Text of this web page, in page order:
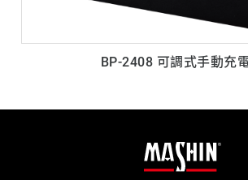
BP-2408 可調式手動充